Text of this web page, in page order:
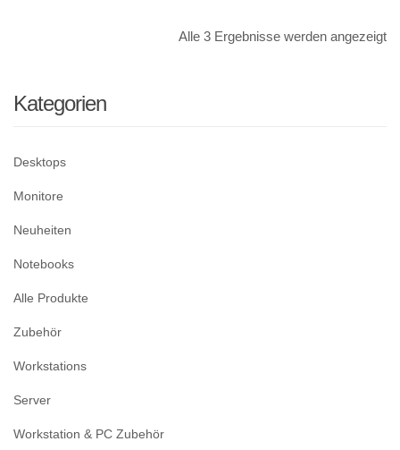
Alle 3 Ergebnisse werden angezeigt
Kategorien
Desktops
Monitore
Neuheiten
Notebooks
Alle Produkte
Zubehör
Workstations
Server
Workstation & PC Zubehör